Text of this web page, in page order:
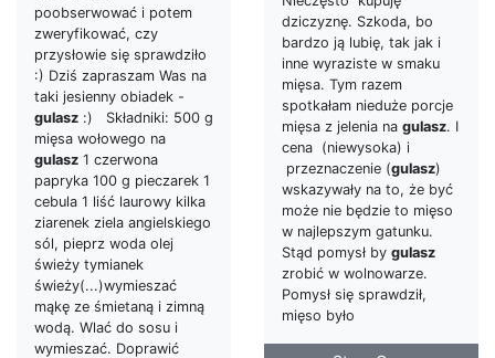
poobserwować i potem
zweryfikować, czy
przysłowie się sprawdziło
:) Dziś zapraszam Was na
taki jesienny obiadek -
gulasz :) Składniki: 500 g
mięsa wołowego na
gulasz 1 czerwona
papryka 100 g pieczarek 1
cebula 1 liść laurowy kilka
ziarenek ziela angielskiego
sól, pieprz woda olej
świeży tymianek
świeży(...)wymieszać
mąkę ze śmietaną i zimną
wodą. Wlać do sosu i
wymieszać. Doprawić
dziczyznę. Szkoda, bo
bardzo ją lubię, tak jak i
inne wyraziste w smaku
mięsa. Tym razem
spotkałam nieduże porcje
mięsa z jelenia na gulasz. I
cena (niewysoka) i
przeznaczenie (gulasz)
wskazywały na to, że być
może nie będzie to mięso
w najlepszym gatunku.
Stąd pomysł by gulasz
zrobić w wolnowarze.
Pomysł się sprawdził,
mięso było